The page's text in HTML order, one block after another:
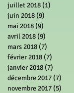
juillet 2018 (1)
juin 2018 (9)
mai 2018 (9)
avril 2018 (9)
mars 2018 (7)
février 2018 (7)
janvier 2018 (7)
décembre 2017 (7)
novembre 2017 (5)